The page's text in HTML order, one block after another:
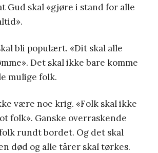
Gud skal «gjøre i stand for alle
bli populært. «Dit skal alle
Det skal ikke bare komme
mulige folk.
være noe krig. «Folk skal ikke
folk». Ganske overraskende
rundt bordet. Og det skal
død og alle tårer skal tørkes.